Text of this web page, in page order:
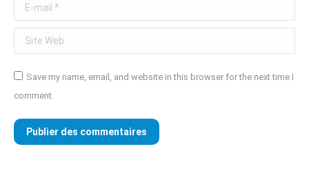
E-mail *
Site Web
Save my name, email, and website in this browser for the next time I
comment.
Publier des commentaires